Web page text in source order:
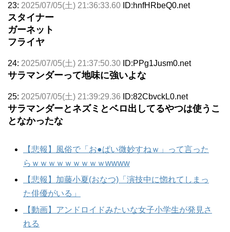
23: 2025/07/05(土) 21:36:33.60 ID:hnfHRbeQ0.net
スタイナー
ガーネット
フライヤ
24: 2025/07/05(土) 21:37:50.30 ID:PPg1Jusm0.net
サラマンダーって地味に強いよな
25: 2025/07/05(土) 21:39:29.36 ID:82CbvckL0.net
サラマンダーとネズミとベロ出してるやつは使うこ
となかったな
【悲報】風俗で「お●ぱい微妙すねｗ」って言った
らｗｗｗｗｗｗｗｗｗwwww
【悲報】加藤小夏(おなつ)「演技中に惚れてしまっ
た俳優がいる」
【動画】アンドロイドみたいな女子小学生が発見さ
れる